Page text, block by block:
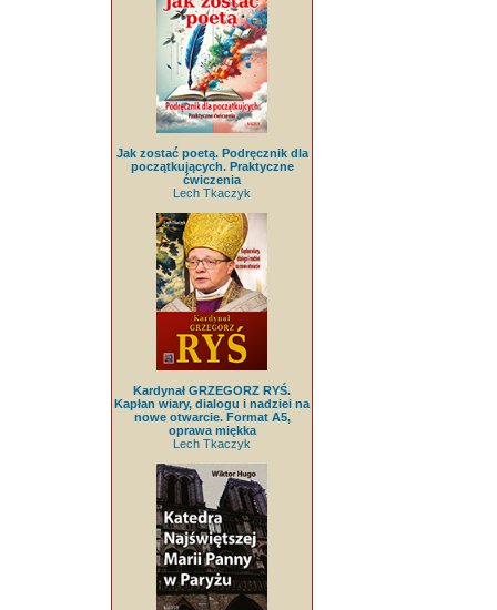
Jak zostać poetą. Podręcznik dla
początkujących. Praktyczne
ćwiczenia
Lech Tkaczyk
Kardynał GRZEGORZ RYŚ.
Kapłan wiary, dialogu i nadziei na
nowe otwarcie. Format A5,
oprawa miękka
Lech Tkaczyk